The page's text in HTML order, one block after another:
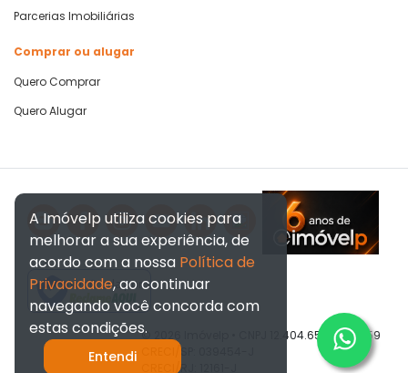
Parcerias Imobiliárias
Comprar ou alugar
Quero Comprar
Quero Alugar
Verificada por
© 2026 Imóvelp • CNPJ 12.404.656/0001-59
CRECI/SP: 039454-J
CRECI/RJ: 12161-J
A Imóvelp utiliza cookies para
melhorar a sua experiência, de
acordo com a nossa Política de
Privacidade, ao continuar
navegando você concorda com
estas condições.
Entendi